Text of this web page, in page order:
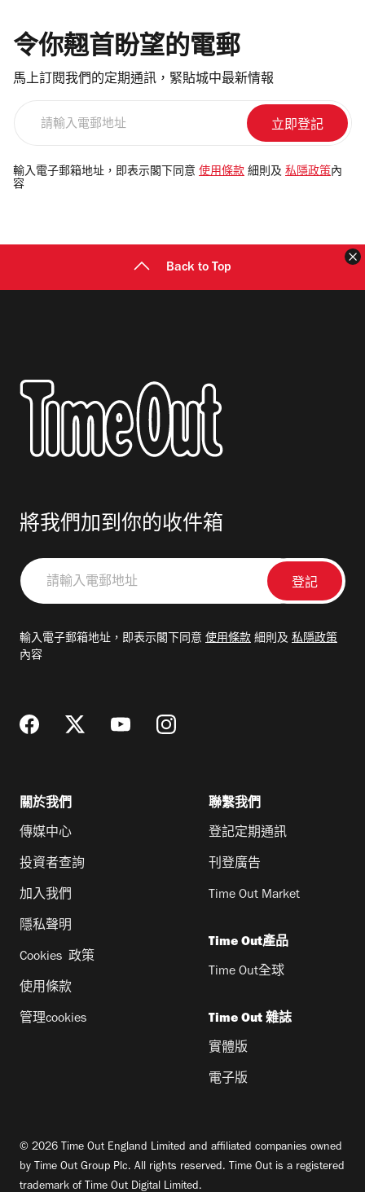
令你翹首盼望的電郵
馬上訂閱我們的定期通訊，緊貼城中最新情報
電
郵
輸入電子郵箱地址，即表示閣下同意 使用條款 細則及 私隱政策 內
容
Back to Top
將我們加到你的收件箱
請
輸
郵
輸入電子郵箱地址，即表示閣下同意 使用條款 細則及 私隱政策
內容
關於我們
傳媒中心
投資者查詢
加入我們
隱私聲明
Cookies 政策
使用條款
管理cookies
聯繫我們
登記定期通訊
刊登廣告
Time Out Market
Time Out產品
Time Out全球
Time Out 雜誌
實體版
電子版
© 2026 Time Out England Limited and affiliated companies owned
by Time Out Group Plc. All rights reserved. Time Out is a registered
trademark of Time Out Digital Limited.